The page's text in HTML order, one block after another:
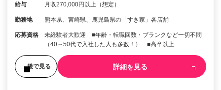
給与 月収270,000円以上（想定）
勤務地 熊本県、宮崎県、鹿児島県の「すき家」各店舗
応募資格
未経験者大歓迎 ■年齢・転職回数・ブランクなど一切不問
（40～50代で入社した人も多数！） ■高卒以上
後で見る 詳細を見る